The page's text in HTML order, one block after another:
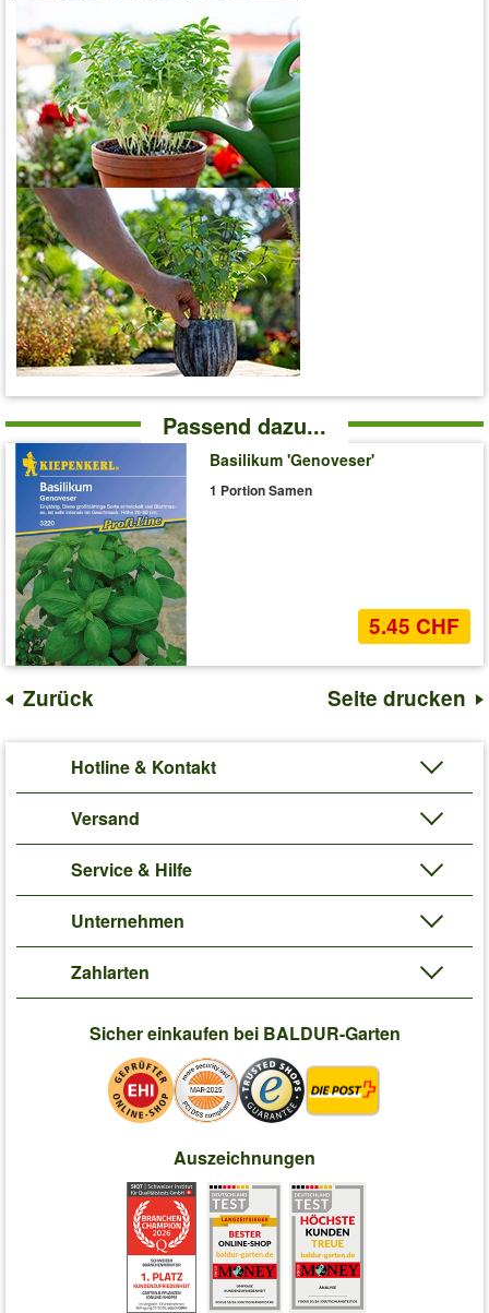
Passend dazu...
Basilikum 'Genoveser'
1 Portion Samen
5.45 CHF
Zurück Seite drucken
Hotline & Kontakt
Versand
Service & Hilfe
Unternehmen
Zahlarten
Sicher einkaufen bei BALDUR-Garten
Auszeichnungen